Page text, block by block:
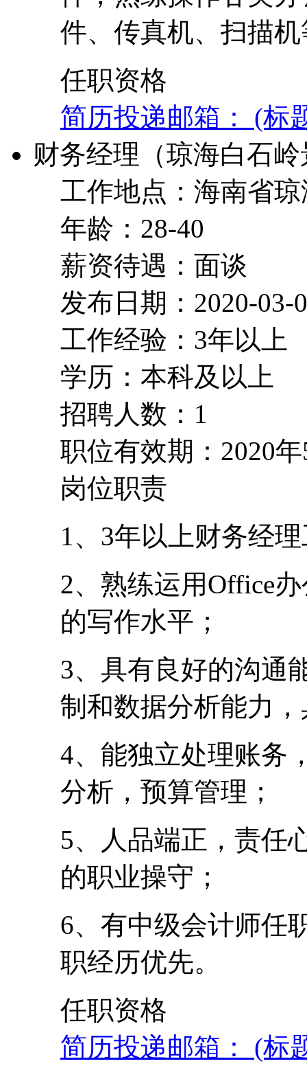
件、传真机、扫描
任职资格
简历投递邮箱： (标
财务经理（琼海白石
工作地点：海南省
年龄：28-40
薪资待遇：面谈
发布日期：2020-03-
工作经验：3年以上
学历：本科及以上
招聘人数：1
职位有效期：2020
岗位职责
1、3年以上财务经
2、熟练运用Office
的写作水平；
3、具有良好的沟通
制和数据分析能力
4、能独立处理账务
分析，预算管理；
5、人品端正，责任
的职业操守；
6、有中级会计师任
职经历优先。
任职资格
简历投递邮箱： (标